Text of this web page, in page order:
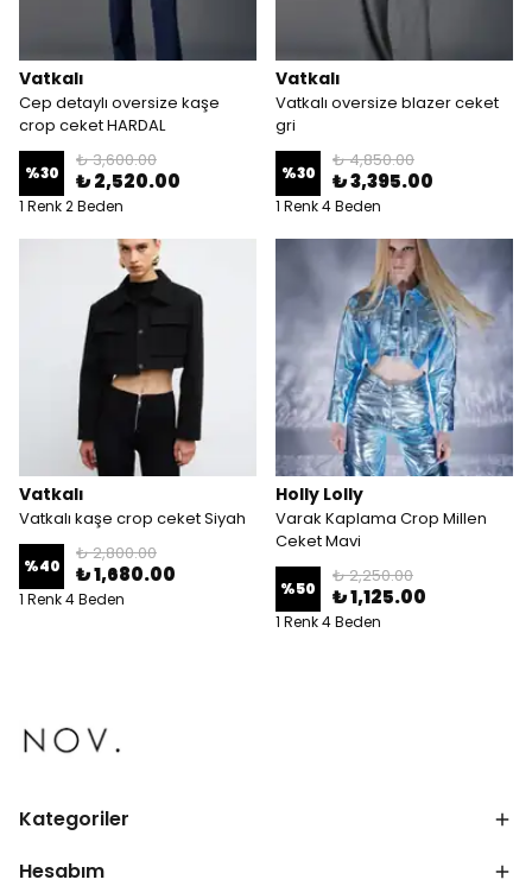
Vatkalı
Cep detaylı oversize kaşe
crop ceket HARDAL
%30
₺ 3,600.00
₺ 2,520.00
1 Renk 2 Beden
Vatkalı
Vatkalı oversize blazer ceket
gri
%30
₺ 4,850.00
₺ 3,395.00
1 Renk 4 Beden
Vatkalı
Vatkalı kaşe crop ceket Siyah
%40
₺ 2,800.00
₺ 1,680.00
1 Renk 4 Beden
Holly Lolly
Varak Kaplama Crop Millen
Ceket Mavi
%50
₺ 2,250.00
₺ 1,125.00
1 Renk 4 Beden
Kategoriler
Hesabım